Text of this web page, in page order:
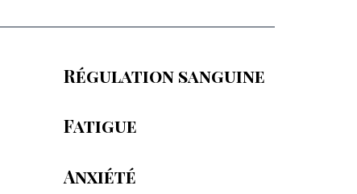
Régulation sanguine
Fatigue
Anxiété